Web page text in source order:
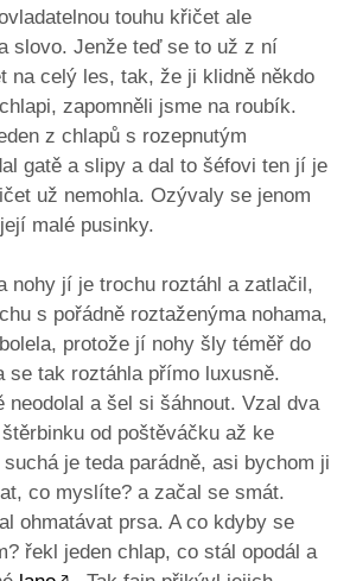
touhu křičet ale
slovo. Jenže teď se to už z ní
na celý les, tak, že ji klidně někdo
zapomněli jsme na roubík.
z chlapů s rozepnutým
gatě a slipy a dal to šéfovi ten jí je
už nemohla. Ozývaly se jenom
malé pusinky.
nohy jí je trochu roztáhl a zatlačil,
s pořádně roztaženýma nohama,
protože jí nohy šly téměř do
se tak roztáhla přímo luxusně.
neodolal a šel si šáhnout. Vzal dva
od poštěváčku až ke
je teda parádně, asi bychom ji
co myslíte? a začal se smát.
ohmatávat prsa. A co kdyby se
řekl jeden chlap, co stál opodál a